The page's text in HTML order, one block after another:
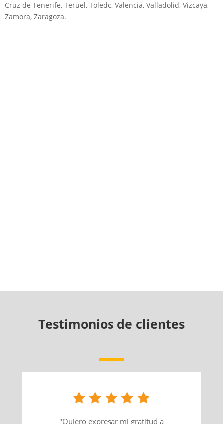
Cruz de Tenerife, Teruel, Toledo, Valencia, Valladolid, Vizcaya,
Zamora, Zaragoza.
Testimonios de clientes
"Quiero expresar mi gratitud a